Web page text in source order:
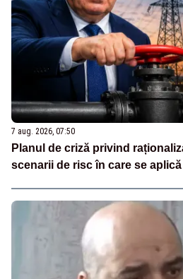
7 aug. 2026, 07:50
Planul de criză privind
scenarii de risc în care se aplică